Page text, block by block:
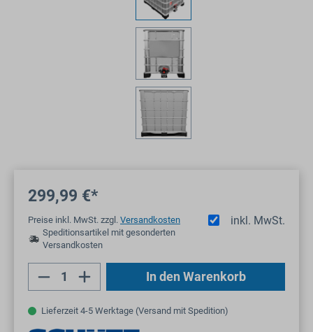
299,99 €*
inkl. MwSt.
Preise inkl. MwSt. zzgl. Versandkosten
Speditionsartikel mit gesonderten
Versandkosten
Produkt Anzahl: Gib den gewünschten
In den Warenkorb
Lieferzeit 4-5 Werktage (Versand mit Spedition)